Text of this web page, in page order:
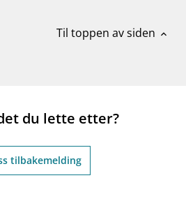
Til toppen av siden expand_less
du lette etter?
tilbakemelding